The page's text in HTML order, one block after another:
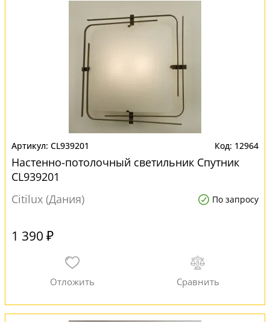
CL939201 12964
Настенно-потолочный светильник Спутник
CL939201
Citilux (Дания)
По запросу
1 390 ₽